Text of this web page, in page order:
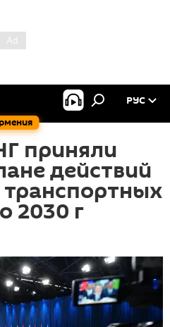
РУС
приняли
действий
2030 г